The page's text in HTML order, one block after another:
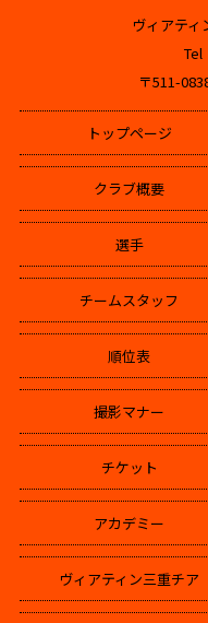
ヴィアテ
Tel
〒511-
トップページ
クラブ概要
選手
チームスタッフ
順位表
撮影マナー
チケット
アカデミー
ヴィアティン三重チア